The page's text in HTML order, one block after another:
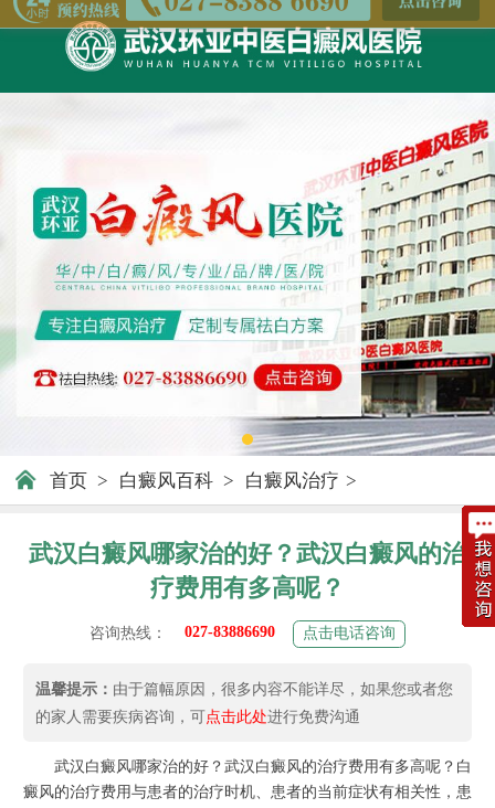
首页 > 白癜风百科 > 白癜风治疗 >
武汉白癜风哪家治的好？武汉白癜风的治
疗费用有多高呢？
咨询热线： 027-83886690 点击电话咨询
温馨提示： 由于篇幅原因，很多内容不能详尽，如果您或者您
的家人需要疾病咨询，可点击此处进行免费沟通
武汉白癜风哪家治的好？武汉白癜风的治疗费用有多高呢？白
癜风的治疗费用与患者的治疗时机、患者的当前症状有相关性，患